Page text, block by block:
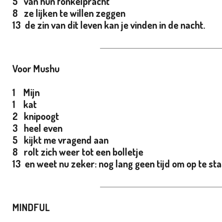
8 ze lijken te willen zeggen
13 de zin van dit leven kan je vinden in de nacht.
Voor Mushu
1 Mijn
1 kat
2 knipoogt
3 heel even
5 kijkt me vragend aan
8 rolt zich weer tot een bolletje
13 en weet nu zeker: nog lang geen tijd om op te
MINDFUL